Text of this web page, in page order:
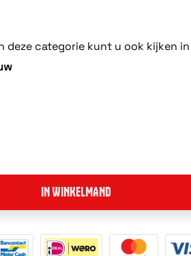
deze categorie kunt u ook kijken
IN WINKELMAND